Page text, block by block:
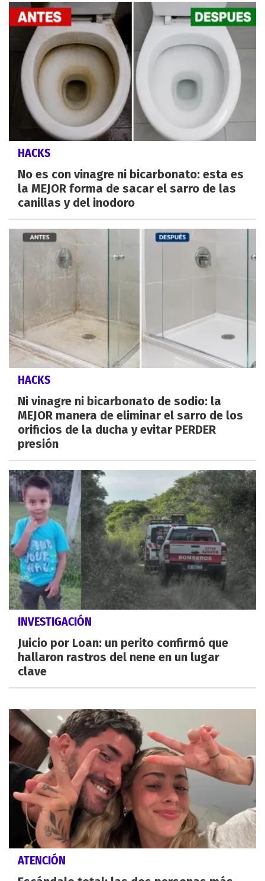
HACKS
No es con vinagre ni bicarbonato: esta es
la MEJOR forma de sacar el sarro de las
canillas y del inodoro
HACKS
Ni vinagre ni bicarbonato de sodio: la
MEJOR manera de eliminar el sarro de los
orificios de la ducha y evitar PERDER
presión
INVESTIGACIÓN
Juicio por Loan: un perito confirmó que
hallaron rastros del nene en un lugar
clave
ATENCIÓN